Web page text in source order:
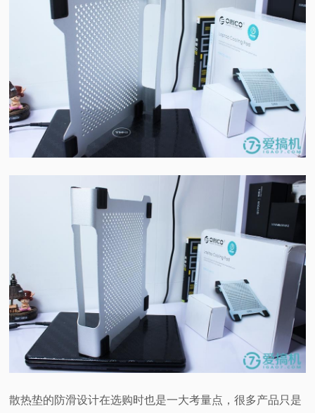
散热垫的防滑设计在选购时也是一大考量点，很多产品只是